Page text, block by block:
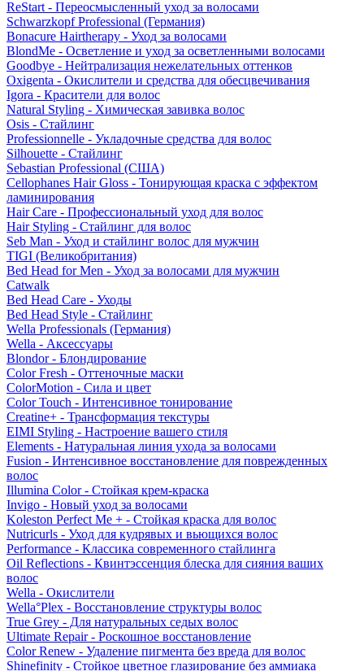
ReStart - Переосмысленный уход за волосами
Schwarzkopf Professional (Германия)
Bonacure Hairtherapy - Уход за волосами
BlondMe - Осветление и уход за осветленными волосами
Goodbye - Нейтрализация нежелательных оттенков
Oxigenta - Окислители и средства для обесцвечивания
Igora - Красители для волос
Natural Styling - Химическая завивка волос
Osis - Стайлинг
Professionnelle - Укладочные средства для волос
Silhouette - Стайлинг
Sebastian Professional (США)
Cellophanes Hair Gloss - Тонирующая краска с эффектом
ламинирования
Hair Care - Профессиональный уход для волос
Hair Styling - Стайлинг для волос
Seb Man - Уход и стайлинг волос для мужчин
TIGI (Великобритания)
Bed Head for Men - Уход за волосами для мужчин
Catwalk
Bed Head Care - Уходы
Bed Head Style - Стайлинг
Wella Professionals (Германия)
Wella - Аксессуары
Blondor - Блондирование
Color Fresh - Оттеночные маски
ColorMotion - Сила и цвет
Color Touch - Интенсивное тонирование
Creatine+ - Трансформация текстуры
EIMI Styling - Настроение вашего стиля
Elements - Натуральная линия ухода за волосами
Fusion - Интенсивное восстановление для поврежденных
волос
Illumina Color - Стойкая крем-краска
Invigo - Новый уход за волосами
Koleston Perfect Me + - Стойкая краска для волос
Nutricurls - Уход для кудрявых и вьющихся волос
Performance - Классика современного стайлинга
Oil Reflections - Квинтэссенция блеска для сияния ваших
волос
Wella - Окислители
Wella°Plex - Восстановление структуры волос
True Grey - Для натуральных седых волос
Ultimate Repair - Роскошное восстановление
Color Renew - Удаление пигмента без вреда для волос
Shinefinity - Стойкое цветное глазирование без аммиака